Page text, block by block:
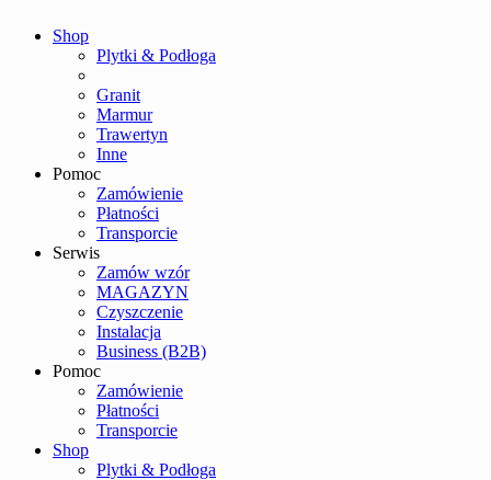
Shop
Plytki & Podłoga
Granit
Marmur
Trawertyn
Inne
Pomoc
Zamówienie
Płatności
Transporcie
Serwis
Zamów wzór
MAGAZYN
Czyszczenie
Instalacja
Business (B2B)
Pomoc
Zamówienie
Płatności
Transporcie
Shop
Plytki & Podłoga